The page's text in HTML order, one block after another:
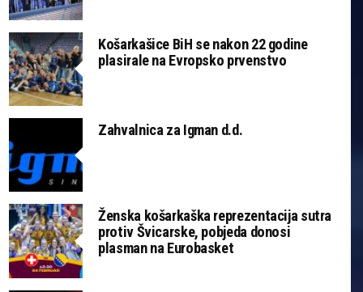
Košarkašice BiH se nakon 22 godine
plasirale na Evropsko prvenstvo
Zahvalnica za Igman d.d.
Ženska košarkaška reprezentacija sutra
protiv Švicarske, pobjeda donosi
plasman na Eurobasket